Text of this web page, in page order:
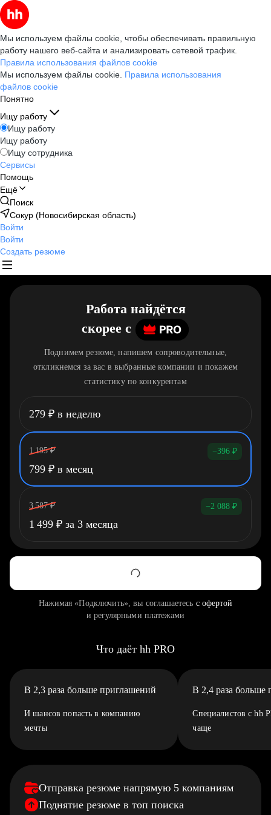
Мы используем файлы cookie, чтобы обеспечивать правильную
работу нашего веб-сайта и анализировать сетевой трафик.
Правила использования файлов cookie
Мы используем файлы cookie. Правила использования
файлов cookie
Понятно
Ищу работу
Ищу работу
Ищу работу
Ищу сотрудника
Сервисы
Помощь
Ещё
Поиск
Сокур (Новосибирская область)
Войти
Войти
Создать резюме
Работа найдётся
скорее c
Поднимем резюме, напишем сопроводительные,
откликнемся за вас в выбранные компании и покажем
статистику по конкурентам
279 ₽ в неделю
1 195 ₽ −396 ₽
799 ₽ в месяц
3 587 ₽ −2 088 ₽
1 499 ₽ за 3 месяца
Нажимая «Подключить», вы соглашаетесь с офертой
и регулярными платежами
Что даёт hh PRO
В 2,3 раза больше приглашений
И шансов попасть в компанию
мечты
В 2,4 раза больше
Специалистов с hh
чаще
Отправка резюме напрямую 5 компаниям
Поднятие резюме в топ поиска